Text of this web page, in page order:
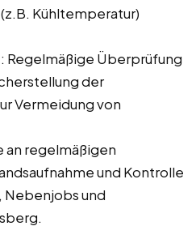
Kühltemperatur)
: Regelmäßige Überprüfung
der
Vermeidung von
an regelmäßigen
und Kontrolle
Nebenjobs und